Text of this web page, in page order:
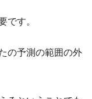
です。
の予測の範囲の外